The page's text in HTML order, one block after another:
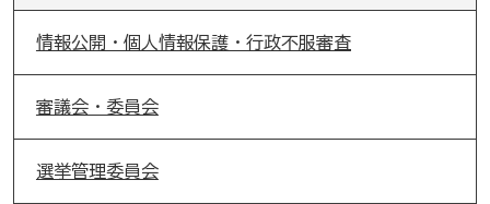
情報公開・個人情報保護・行政不服審査
審議会・委員会
選挙管理委員会